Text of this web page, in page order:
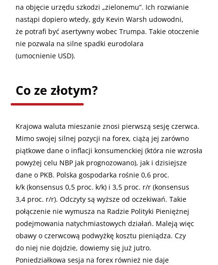
na objęcie urzędu szkodzi „zielonemu”. Ich rozwianie
nastąpi dopiero wtedy, gdy Kevin Warsh udowodni,
że potrafi być asertywny wobec Trumpa. Takie otoczenie
nie pozwala na silne spadki eurodolara
(umocnienie USD).
Co ze złotym?
Krajowa waluta mieszanie znosi pierwszą sesję czerwca.
Mimo swojej silnej pozycji na forex, ciążą jej zarówno
piątkowe dane o inflacji konsumenckiej (która nie wzrosła
powyżej celu NBP jak prognozowano), jak i dzisiejsze
dane o PKB. Polska gospodarka rośnie 0,6 proc.
k/k (konsensus 0,5 proc. k/k) i 3,5 proc. r/r (konsensus
3,4 proc. r/r). Odczyty są wyższe od oczekiwań. Takie
połączenie nie wymusza na Radzie Polityki Pieniężnej
podejmowania natychmiastowych działań. Maleją więc
obawy o czerwcową podwyżkę kosztu pieniądza. Czy
do niej nie dojdzie, dowiemy się już jutro.
Poniedziałkowa sesja na forex również nie daje